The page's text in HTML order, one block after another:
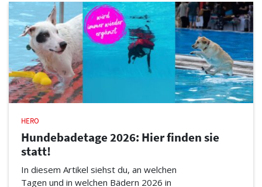
HERO
Hundebadetage 2026: Hier finden sie
statt!
In diesem Artikel siehst du, an welchen
Tagen und in welchen Bädern 2026 in